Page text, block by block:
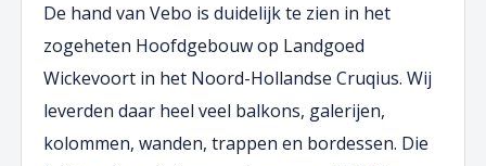
De hand van Vebo is duidelijk te zien in het
zogeheten Hoofdgebouw op Landgoed
Wickevoort in het Noord-Hollandse Cruqius. Wij
leverden daar heel veel balkons, galerijen,
kolommen, wanden, trappen en bordessen. Die